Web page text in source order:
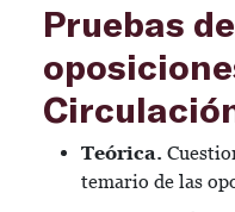
Pruebas
Teórica.
temario de las